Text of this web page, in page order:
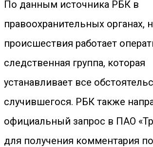
По данным источника РБК в
правоохранительных органах,
происшествия работает
следственная группа, которая
устанавливает все
случившегося. РБК также
официальный запрос в ПАО
для получения комментария